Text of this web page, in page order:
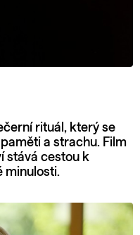
rituál, který se
a strachu. Film
stává cestou k
minulosti.